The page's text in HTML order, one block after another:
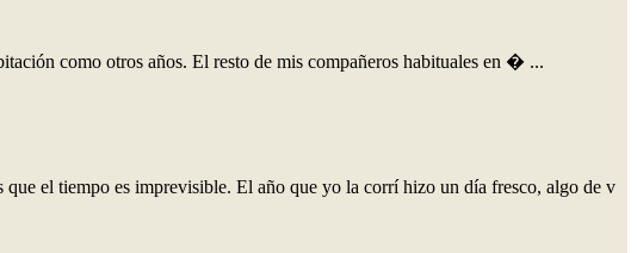
como otros años. El resto de mis compañeros habituales en � ...
el tiempo es imprevisible. El año que yo la corrí hizo un día fresco, algo de v